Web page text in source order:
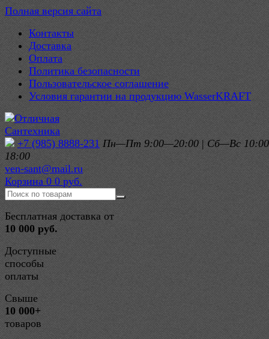
Полная версия сайта
Контакты
Доставка
Оплата
Политика безопасности
Пользовательское соглашение
Условия гарантии на продукцию WasserKRAFT
+7 (985) 8888-231 Пн—Пт 9:00—20:00| Сб—Вс
18:00
ven-sant@mail.ru
Корзина 0 0 руб.
Бесплатная доставка от
10 000 руб.
Доступные
способы
оплаты
Свыше
10 000+
товаров